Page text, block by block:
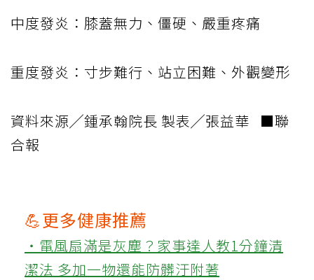
中度發炎：膝蓋無力、僵硬、嚴重疼痛
重度發炎：寸步難行、站立困難、外觀變形
資料來源╱鍾承翰院長 製表╱張益華 ■聯
合報
💪更多健康推薦
‧電風扇滿是灰塵？家事達人教1分鐘清
潔法 多加一物還能防髒汙附著